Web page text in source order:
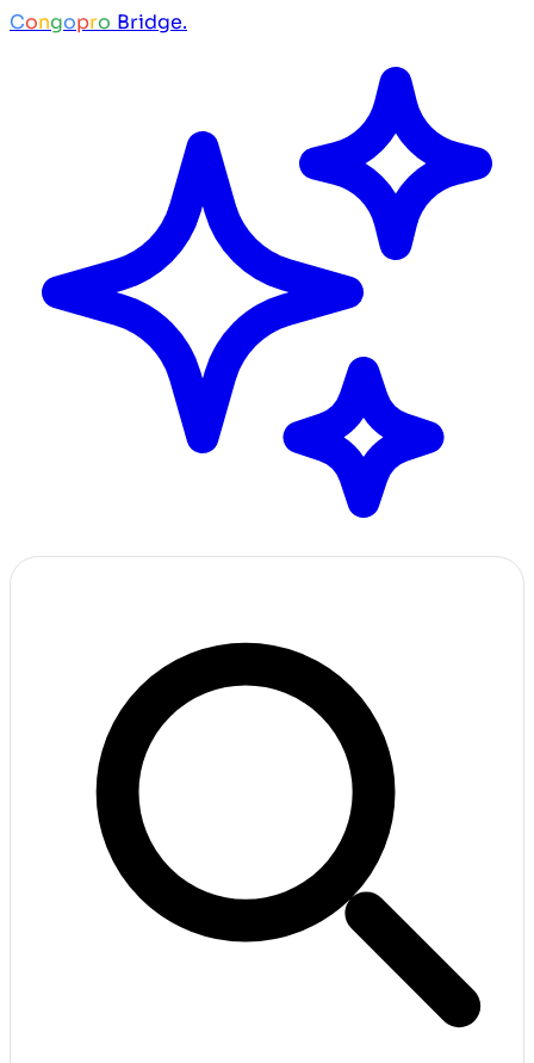
Congopro Bridge.